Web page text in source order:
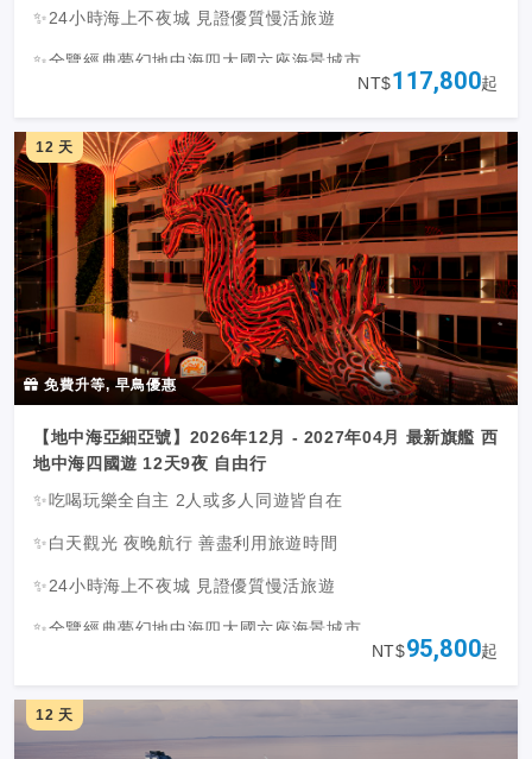
✨24小時海上不夜城 見證優質慢活旅遊
✨全覽經典夢幻地中海四大國六座海景城市
✨全新21.5萬噸歐羅巴號 顛覆豪華旗艦船隊
NT$117,800起
免費升等, 早鳥優惠
12 天
【地中海亞細亞號】2026年12月 - 2027年04月 最新旗艦 西
地中海四國遊 12天9夜 自由行
✨吃喝玩樂全自主 2人或多人同遊皆自在
✨白天觀光 夜晚航行 善盡利用旅遊時間
✨24小時海上不夜城 見證優質慢活旅遊
✨全覽經典夢幻地中海四大國六座海景城市
✨全新21.5萬噸亞細亞號 顛覆豪華旗艦船隊
NT$95,800起
12 天